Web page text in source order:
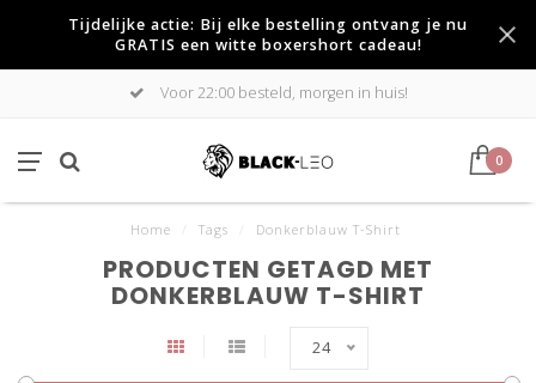
Tijdelijke actie: Bij elke bestelling ontvang je nu
GRATIS een witte boxershort cadeau!
Voor 22:00 besteld, morgen in huis!
0
Home Tags Donkerblauw T-Shirt
PRODUCTEN GETAGD MET
DONKERBLAUW T-SHIRT
24